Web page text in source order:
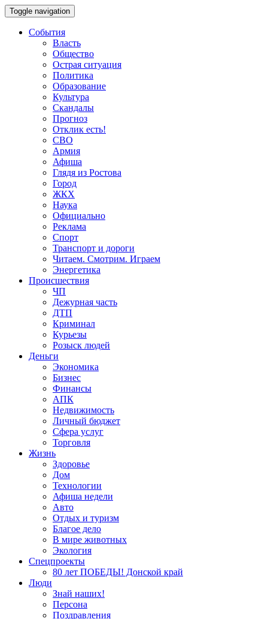
Toggle navigation
События
Власть
Общество
Острая ситуация
Политика
Образование
Культура
Скандалы
Прогноз
Отклик есть!
СВО
Армия
Афиша
Глядя из Ростова
Город
ЖКХ
Наука
Официально
Реклама
Спорт
Транспорт и дороги
Читаем. Смотрим. Играем
Энергетика
Происшествия
ЧП
Дежурная часть
ДТП
Криминал
Курьезы
Розыск людей
Деньги
Экономика
Бизнес
Финансы
АПК
Недвижимость
Личный бюджет
Сфера услуг
Торговля
Жизнь
Здоровье
Дом
Технологии
Афиша недели
Авто
Отдых и туризм
Благое дело
В мире животных
Экология
Спецпроекты
80 лет ПОБЕДЫ! Донской край
Люди
Знай наших!
Персона
Поздравления